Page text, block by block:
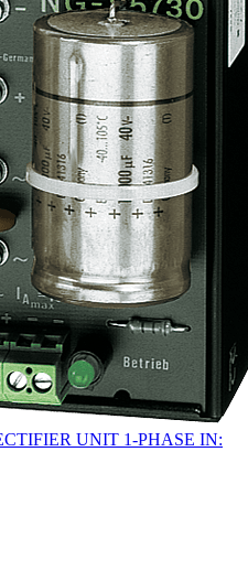
UNIT 1-PHASE IN: